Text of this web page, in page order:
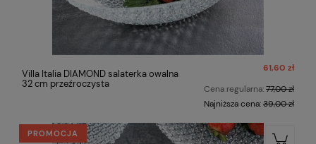
Villa Italia DIAMOND salaterka owalna
32 cm przeźroczysta
61,60 zł
Cena regularna:77,00 zł
Najniższa cena:39,00 zł
PROMOCJA